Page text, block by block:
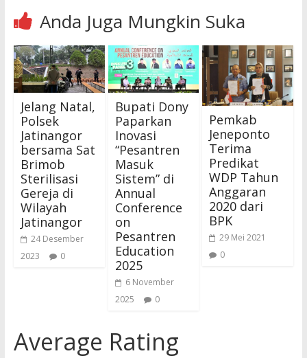
Anda Juga Mungkin Suka
Jelang Natal,
Polsek
Jatinangor
bersama Sat
Brimob
Sterilisasi
Gereja di
Wilayah
Jatinangor
24 Desember
2023
0
Bupati Dony
Paparkan
Inovasi
“Pesantren
Masuk
Sistem” di
Annual
Conference
on
Pesantren
Education
2025
6 November
2025
0
Pemkab
Jeneponto
Terima
Predikat
WDP Tahun
Anggaran
2020 dari
BPK
29 Mei 2021
0
Average Rating